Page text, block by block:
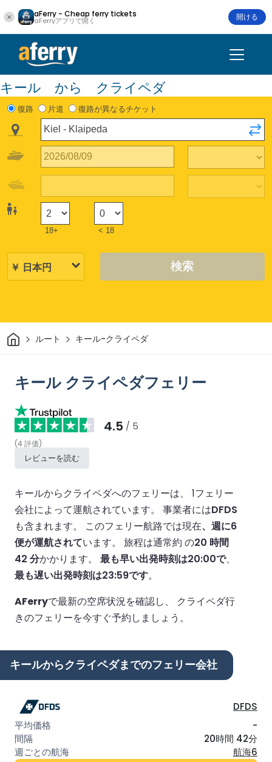
aFerry - Cheap ferry tickets
aFerryアプリで開く 開ける
キール から クライペダ
復路 片道 復路が異なるチケット
18+ < 18
検索
家 ルート キール-クライペダ
キール クライペダフェリー
4.5 / 5
(4 評価)
レビューを読む
キールからクライペダへのフェリーは、 1フェリー
会社によって運航されています。 事業者にはDFDS
も含まれます。 このフェリー航路では現在、週に6
便が運航されています。 旅程は通常約 の20 時間
42 分かかります。 最も早い出発時刻は20:00で、
最も遅い出発時刻は23:59です。
AFerryで最新の空席状況を確認し、 クライペダ行
きのフェリーを今すぐ予約しましょう。
キールからクライペダまでのフェリー会社
DFDS
-
20時間 42分
航海6